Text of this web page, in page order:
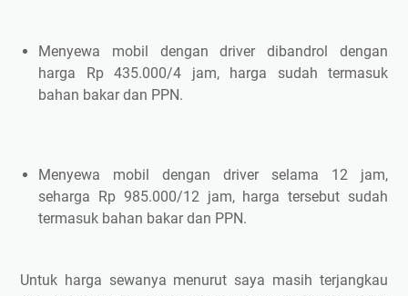
Menyewa mobil dengan driver dibandrol dengan
harga Rp 435.000/4 jam, harga sudah termasuk
bahan bakar dan PPN.
Menyewa mobil dengan driver selama 12 jam,
seharga Rp 985.000/12 jam, harga tersebut sudah
termasuk bahan bakar dan PPN.
Untuk harga sewanya menurut saya masih terjangkau